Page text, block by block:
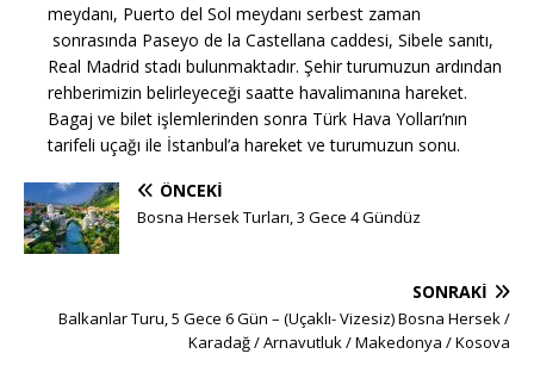
meydanı, Puerto del Sol meydanı serbest zaman
sonrasında Paseyo de la Castellana caddesi, Sibele sanıtı,
Real Madrid stadı bulunmaktadır. Şehir turumuzun ardından
rehberimizin belirleyeceği saatte havalimanına hareket.
Bagaj ve bilet işlemlerinden sonra Türk Hava Yolları’nın
tarifeli uçağı ile İstanbul’a hareket ve turumuzun sonu.
ÖNCEKI
Bosna Hersek Turları, 3 Gece 4 Gündüz
SONRAKI
Balkanlar Turu, 5 Gece 6 Gün – (Uçaklı- Vizesiz) Bosna Hersek /
Karadağ / Arnavutluk / Makedonya / Kosova